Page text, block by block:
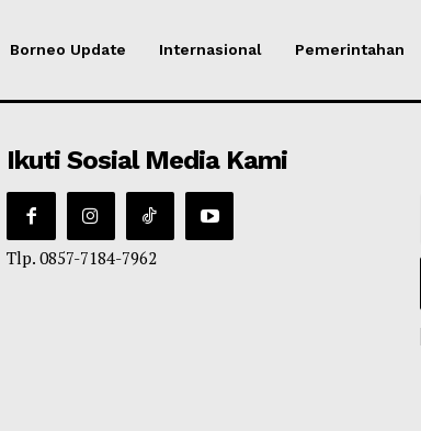
Borneo Update Internasional Pemerintahan
Ikuti Sosial Media Kami
Tlp. 0857-7184-7962